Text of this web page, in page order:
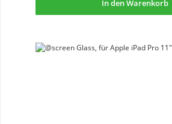
In den Warenkorb